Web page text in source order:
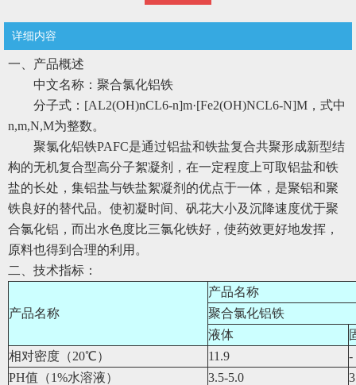
详细内容
一、产品概述
中文名称：聚合氯化铝铁
分子式：[AL2(OH)nCL6-n]m·[Fe2(OH)NCL6-N]M，式中
n,m,N,M为整数。
聚氯化铝铁PAFC是通过铝盐和铁盐复合共聚形成新型结
构的无机复合型高分子絮凝剂，在一定程度上可取铝盐和铁
盐的长处，集铝盐与铁盐絮凝剂的优点于一体，是聚铝和聚
铁良好的替代品。使初凝时间、矾花大小及沉降速度优于聚
合氯化铝，而出水色度比三氯化铁好，使药效更好地发挥，
原料也得到合理的利用。
二、技术指标：
产品名称
产品名称
聚合氯化铝铁
液体
相对密度（20℃）
11.9
-
PH值（1%水溶液）
3.5-5.0